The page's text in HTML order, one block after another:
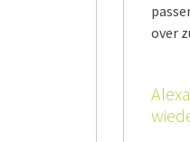
over